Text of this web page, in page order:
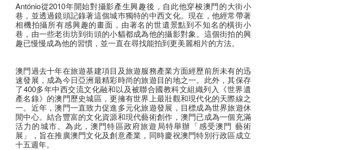
António從2010年開始對攝影產生興趣後，自此他穿梭澳門的大街小
巷，並透過鏡頭記錄著這個城巿獨特的中西文化。現在，他經常帶著
相機拍攝所有感興趣的畫面，由著名的世遺景點到不知名的橫街小
巷，由一些老街坊到街頭的小貓都成為他的攝影對象。這個街拍的興
趣已慢慢成為他的習慣，並一直在尋找能拍到更美麗相片的方法。
澳門過去十年在旅遊基建項目及旅遊服務產業方面經歷前所未有的迅
速發展，成為今日亞洲最精彩時尚的旅遊目的地之一。此外，其保存
了400多年中西交流文化融和以及被聯合國教科文組織列入《世界遺
產名錄》的澳門歷史城區，更擁有世界上最壯觀和現代化的天際線之
一。近年，澳門一直致力促進多元化旅遊發展，目標成為世界旅遊休
閒中心。結合豐富的文化資源和現代藝術創作，澳門已成為一個充滿
活力的城市。為此，澳門特區政府旅遊局特舉辦「感受澳門 藝術
展」，旨在推廣澳門文化及創意產業，同時慶祝澳門特別行政區成立
十五週年。